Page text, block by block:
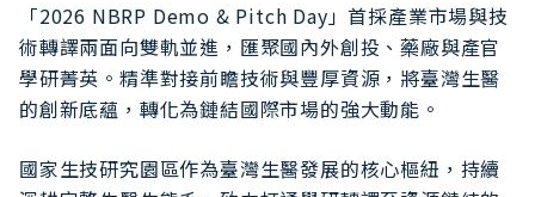
「2026 NBRP Demo & Pitch Day」首採產業市場與技
術轉譯兩面向雙軌並進，匯聚國內外創投、藥廠與產官
學研菁英。精準對接前瞻技術與豐厚資源，將臺灣生醫
的創新底蘊，轉化為鏈結國際市場的強大動能。
國家生技研究園區作為臺灣生醫發展的核心樞紐，持續